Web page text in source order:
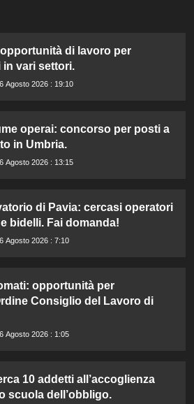
di lavoro per
in vari settori.
6 Agosto 2026 : 19:10
operai: concorso per posti a
in Umbria.
6 Agosto 2026 : 13:15
di Pavia: cercasi operatori
bidelli. Fai domanda!
6 Agosto 2026 : 7:10
opportunità per
Consiglio del Lavoro di
6 Agosto 2026 : 1:05
10 addetti all’accoglienza
scuola dell’obbligo.